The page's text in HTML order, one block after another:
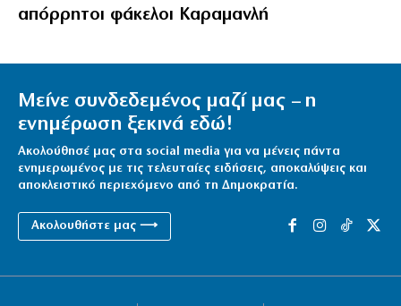
απόρρητοι φάκελοι Καραμανλή
Μείνε συνδεδεμένος μαζί μας – η
ενημέρωση ξεκινά εδώ!
Ακολούθησέ μας στα social media για να μένεις πάντα
ενημερωμένος με τις τελευταίες ειδήσεις, αποκαλύψεις και
αποκλειστικό περιεχόμενο από τη Δημοκρατία.
Ακολουθήστε μας ⟶